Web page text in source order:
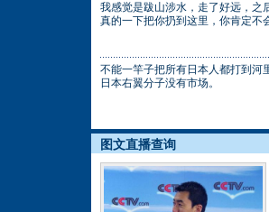
我感觉是跋山涉水，走了好远，之
真的一下把你扔到这里，你肯定不
不能一竿子把所有日本人都打到河
日本右翼分子没有市场。
图文直播查询